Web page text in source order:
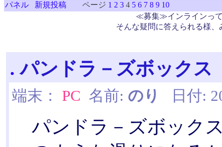
パネル 新規投稿 ページ 1 2 3 4 5 6 7 8 9 10
≪募集≫インラインっ
そんな疑問に答えられる様
. パンドラ－ズボックス
端末： PC 名前: のり 日付:
パンドラ－ズボック